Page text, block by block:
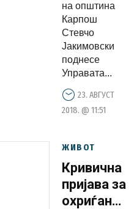
на општина
Карпош
Стевчо
Јакимовски
поднесе
Управата...
23. АВГУСТ
2018. @ 11:51
ЖИВОТ
Кривична
пријава за
охриѓанец